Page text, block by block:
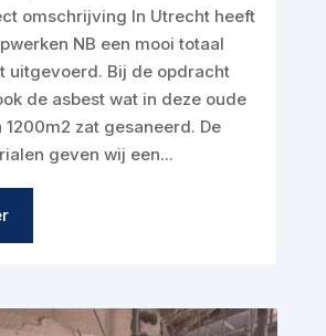
omschrijving In Utrecht heeft
NB een mooi totaal
uitgevoerd. Bij de opdracht
de asbest wat in deze oude
zat gesaneerd. De
geven wij een...